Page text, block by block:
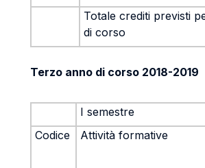
Totale crediti previsti
di corso
Terzo anno di corso 2018-2019
I semestre
Codice
Attività formative